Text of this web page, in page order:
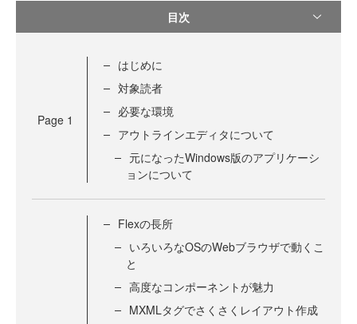
目次
Page 1
はじめに
対象読者
必要な環境
アウトラインエディタについて
元になったWindows版のアプリケーシ
ョンについて
Flexの長所
いろいろなOSのWebブラウザで動くこ
と
高度なコンポーネントが魅力
MXMLタグでさくさくレイアウト作成